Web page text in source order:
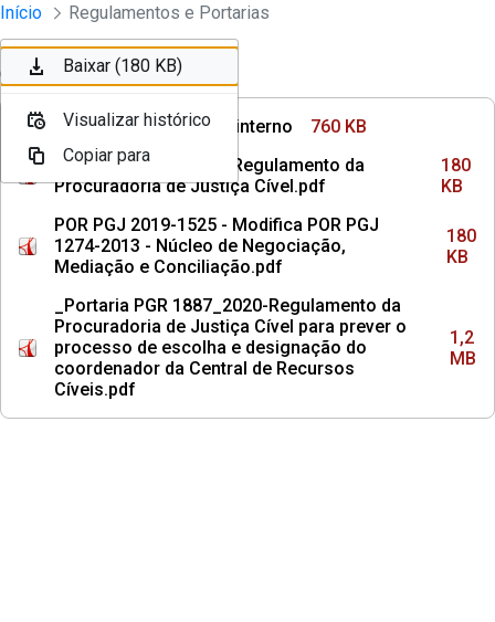
Pular para o Conteúdo principal
Instrumentos Jurídicos
Início Regulamentos e Portarias
Ordenar Filtro
Alterações regimento interno
760 KB
POR PGJ 2013-1274 - Regulamento da
Procuradoria de Justiça Cível.pdf
180
KB
POR PGJ 2019-1525 - Modifica POR PGJ
1274-2013 - Núcleo de Negociação,
Mediação e Conciliação.pdf
180
KB
_Portaria PGR 1887_2020-Regulamento da
Procuradoria de Justiça Cível para prever o
processo de escolha e designação do
coordenador da Central de Recursos
Cíveis.pdf
1,2
MB
Baixar (760 KB)
Visualizar histórico
Copiar para
Baixar (180 KB)
Visualizar histórico
Copiar para